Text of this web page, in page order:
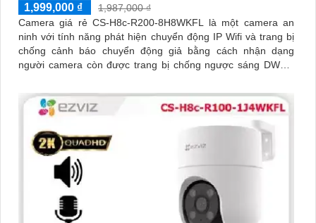
1,999,000 ₫
1,987,000 ₫
Camera giá rẻ CS-H8c-R200-8H8WKFL là một camera an
ninh với tính năng phát hiện chuyển động IP Wifi và trang bị
chống cảnh báo chuyển động giả bằng cách nhận dạng
người camera còn được trang bị chống ngược sáng DWDR
kế nhỏ gọn xoay 360 độ và có khe cắm thẻ nhớ Micro SD
512GB với khả năng thu âm và phát âm thanh to rõ